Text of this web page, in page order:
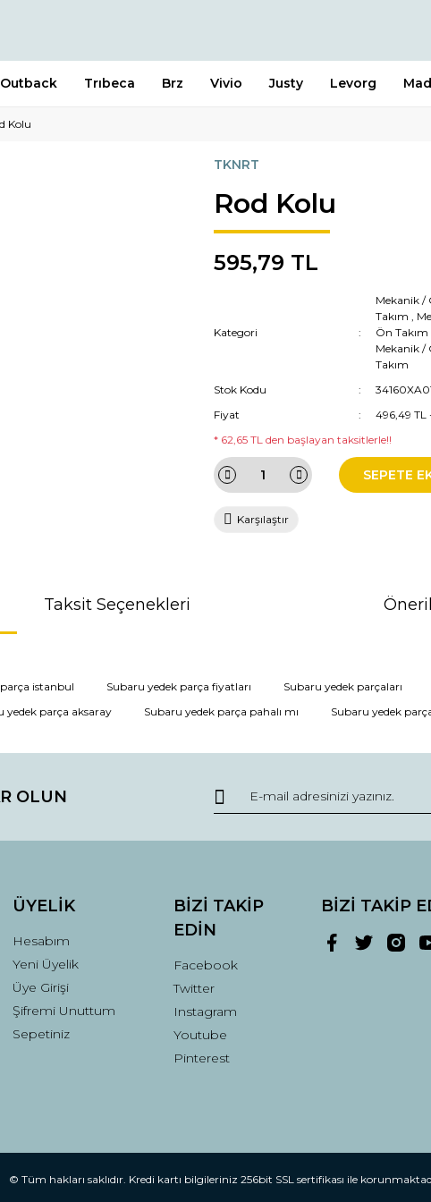
Outback Trıbeca Brz Vivio Justy Levorg
Kolu
TKNRT
Rod Kolu
595,79 TL
Kategori
Mekanik /
Takım ,
Ön Takım
Mekanik /
Takım
Stok Kodu
Fiyat
496,49 TL
* 62,65 TL den başlayan taksitlerle!!
SEPETE
Karşılaştır
Taksit Seçenekleri
ve diğer konularda yetersiz gördüğünüz noktaları öneri formunu
Gönder
istanbul Subaru yedek parça fiyatları Subaru yedek parçaları
yedek parça aksaray Subaru yedek parça pahalı mı Subaru yedek
OLUN
ÜYELİK
Hesabım
Yeni Üyelik
Üye Girişi
Şifremi Unuttum
Sepetiniz
BİZİ TAKİP
EDİN
Facebook
Twitter
Instagram
Youtube
Pinterest
BİZİ TAKİP
© Tüm hakları saklıdır. Kredi kartı bilgileriniz 256bit SSL sertifikası ile